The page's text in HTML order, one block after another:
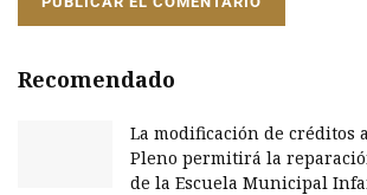
Recomendado
La modificación de créditos
Pleno permitirá la
de la Escuela Municipal